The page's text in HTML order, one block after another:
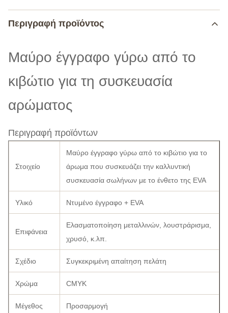
Περιγραφή προϊόντος
Μαύρο έγγραφο γύρω από το
κιβώτιο για τη συσκευασία
αρώματος
Περιγραφή προϊόντων
Στοιχείο
Μαύρο έγγραφο γύρω από το κιβώτιο για το
άρωμα που συσκευάζει την καλλυντική
συσκευασία σωλήνων με το ένθετο της EVA
Υλικό Ντυμένο έγγραφο + EVA
Επιφάνεια
Ελασματοποίηση μεταλλινών, λουστράρισμα,
χρυσό, κ.λπ.
Σχέδιο Συγκεκριμένη απαίτηση πελάτη
Χρώμα CMYK
Μέγεθος Προσαρμογή